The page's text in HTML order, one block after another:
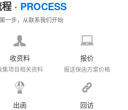
· PROCESS
一步，从联系我们开始
收资料
集项目相关资料
报价
报送保函方案价格
出函 回访